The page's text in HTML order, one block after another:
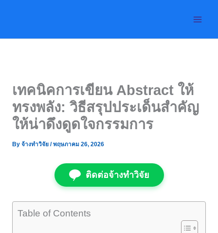
เทคนิคการเขียน Abstract ให้
ทรงพลัง: วิธีสรุปประเด็นสำคัญ
ให้น่าดึงดูดใจกรรมการ
By จ้างทำวิจัย /พฤษภาคม 26, 2026
ติดต่อจ้างทำวิจัย
Table of Contents